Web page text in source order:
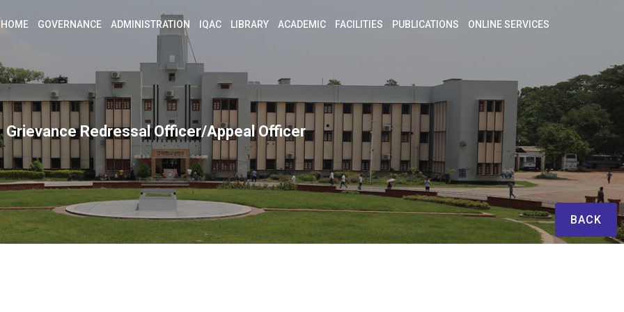
HOME GOVERNANCE ADMINISTRATION IQAC LIBRARY ACADEMIC FACILITIES PUBLICATIONS ONLINE SERVICES
Grievance Redressal Officer/Appeal Officer
BACK